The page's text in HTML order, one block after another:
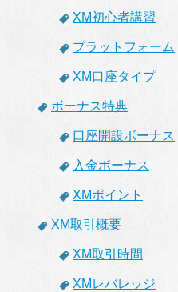
XM初心者講習
プラットフォーム
XM口座タイプ
ボーナス特典
口座開設ボーナス
入金ボーナス
XMポイント
XM取引概要
XM取引時間
XMレバレッジ